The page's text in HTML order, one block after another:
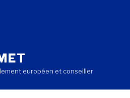
européen et conseiller